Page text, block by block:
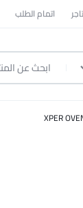
اتمام الطلب
XPER